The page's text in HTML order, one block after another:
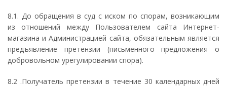
8.1. До обращения в суд с иском по спорам, возникающим
из отношений между Пользователем сайта Интернет-
магазина и Администрацией сайта, обязательным является
предъявление претензии (письменного предложения о
добровольном урегулировании спора).
8.2 .Получатель претензии в течение 30 календарных дней